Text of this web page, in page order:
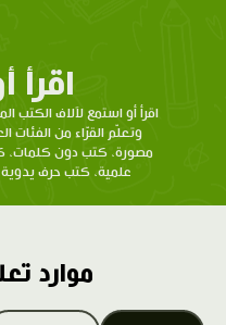
اقرأ
اقرأ أو استمع لآلاف الكتب
وتعلّم القرّاء من الفئات
مصورة، كتب دون كلمات،
علمية، كتب حرف
موارد